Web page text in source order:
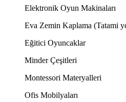
Elektronik Oyun Makinaları
Eva Zemin Kaplama (Tatami
Eğitici Oyuncaklar
Minder Çeşitleri
Montessori Materyalleri
Ofis Mobilyaları